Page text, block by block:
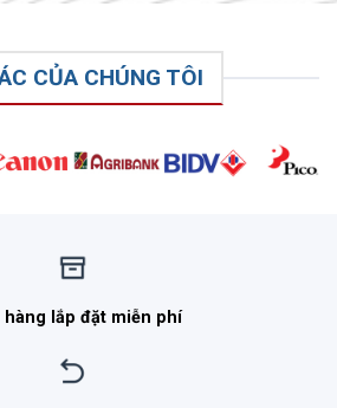
CỦA CHÚNG TÔI
hàng lắp đặt miễn phí